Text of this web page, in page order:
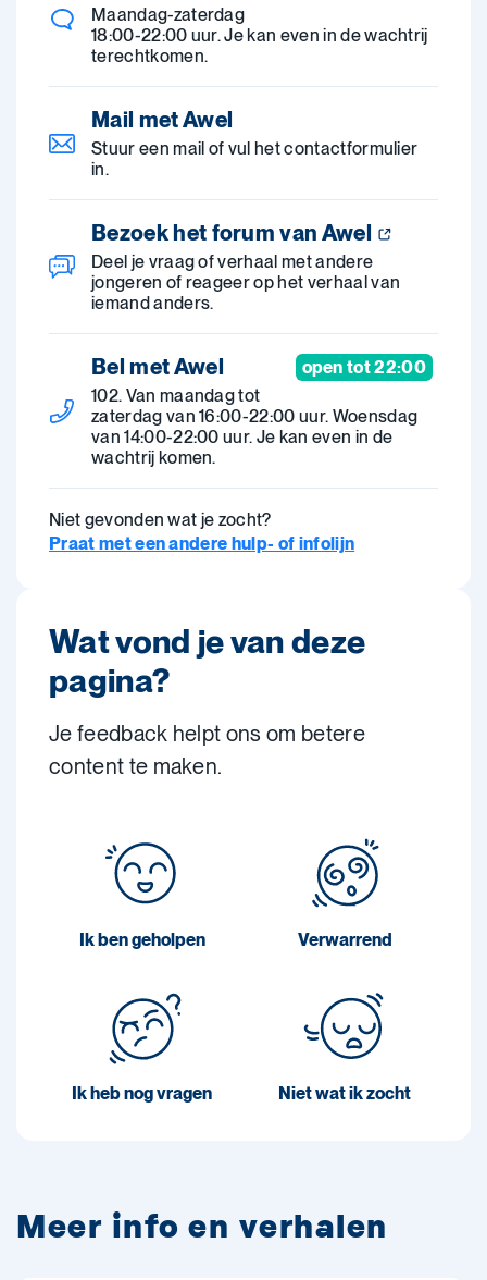
Maandag-zaterdag
18:00-22:00 uur. Je kan even in de wachtrij
terechtkomen.
Mail met Awel
Stuur een mail of vul het contactformulier
in.
Bezoek het forum van Awel
Deel je vraag of verhaal met andere
jongeren of reageer op het verhaal van
iemand anders.
open tot 22:00
Bel met Awel
102. Van maandag tot
zaterdag van 16:00-22:00 uur. Woensdag
van 14:00-22:00 uur. Je kan even in de
wachtrij komen.
Niet gevonden wat je zocht?
Praat met een andere hulp- of infolijn
Wat vond je van deze
pagina?
Je feedback helpt ons om betere
content te maken.
Ik ben geholpen Verwarrend
Ik heb nog vragen Niet wat ik zocht
Meer info en verhalen